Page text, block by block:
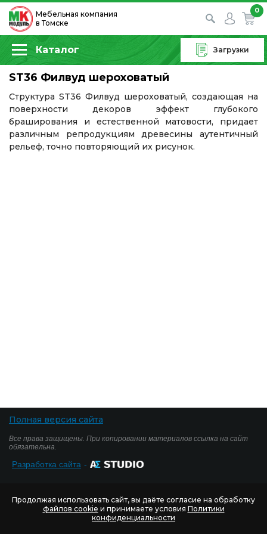
Мебельная компания
в Томске
0
Каталог Загрузки
ST36 Филвуд шероховатый
Структура ST36 Филвуд шероховатый, создающая на
поверхности декоров эффект глубокого
браширования и естественной матовости, придает
различным репродукциям древесины аутентичный
рельеф, точно повторяющий их рисунок.
Полная версия сайта
Все права защищены. При копировании материалов ссылка на сайт
обязательна.
Разработка сайта -
Продолжая использовать сайт, вы даёте согласие на обработку
файлов cookie и принимаете условия Политики
конфиденциальности